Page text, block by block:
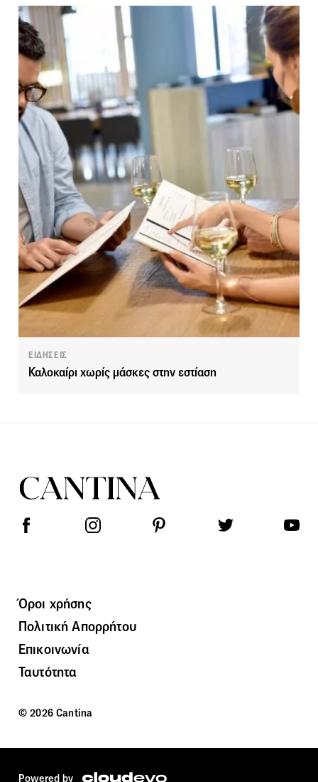
ΕΙΔΗΣΕΙΣ
Καλοκαίρι χωρίς μάσκες στην εστίαση
Όροι χρήσης
Πολιτική Απορρήτου
Επικοινωνία
Ταυτότητα
© 2026 Cantina
Powered by